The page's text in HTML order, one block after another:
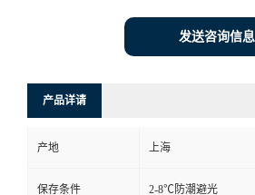
发送咨询信息
产品详请
产地 上海
保存条件 2-8℃防潮避光